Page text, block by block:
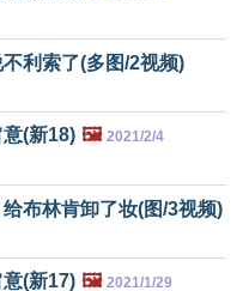
利索了(多图/2视频)
(新18) 🖼️ 2021/2/4
布林肯卸了妆(图/3视频)
(新17) 🖼️ 2021/1/29